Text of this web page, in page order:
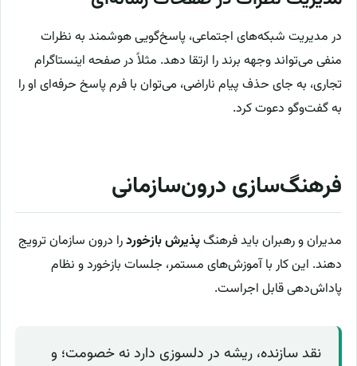
در مدیریت شبکه‌های اجتماعی، پاسخ‌گویی هوشمند به نظرات
منفی می‌تواند وجهه برند را ارتقا دهد. مثلاً در صفحه اینستاگرام
تجاری، به جای حذف پیام ناراضی، می‌توان با فرم پاسخ حرفه‌ای او را
به گفت‌وگو دعوت کرد.
فرهنگ‌سازی درون‌سازمانی
مدیران و رهبران باید فرهنگپذیرش بازخوردرا درون سازمان ترویج
دهند. این کار با آموزش‌های مستمر، جلسات بازخورد و نظام
پاداش‌دهی قابل اجراست.
نقد سازنده، ریشه در دلسوزی دارد نه خصومت؛ و